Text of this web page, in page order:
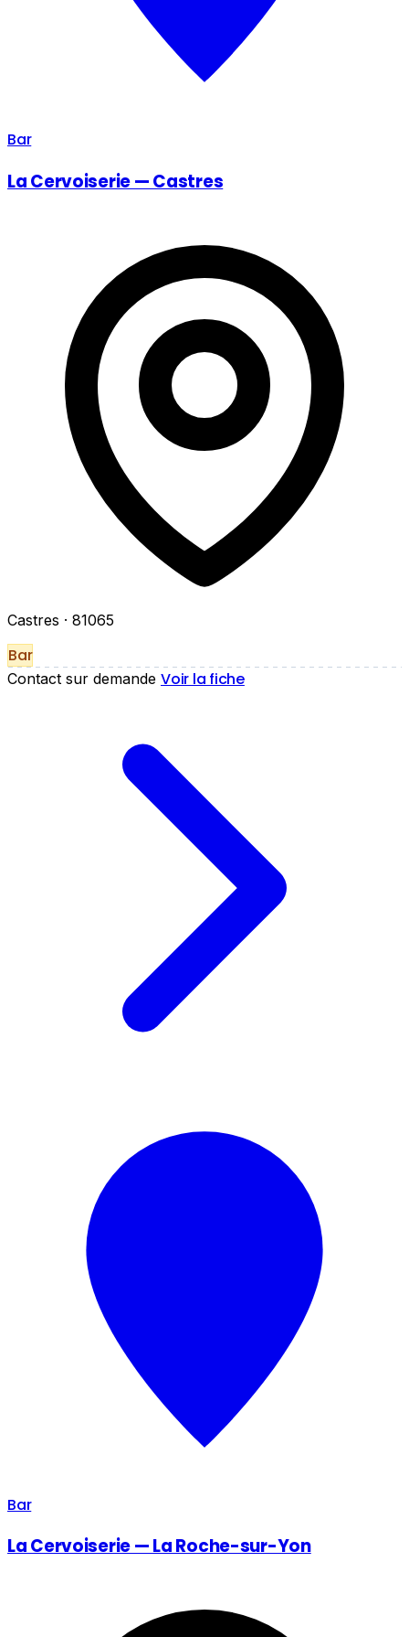
Bar
La Cervoiserie — Castres
Castres · 81065
Bar
Contact sur demande Voir la fiche
Bar
La Cervoiserie — La Roche-sur-Yon